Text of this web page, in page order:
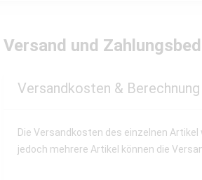
Versand und
Versandkosten & Berechnung
Die Versandkosten des einzelnen
jedoch mehrere Artikel können die